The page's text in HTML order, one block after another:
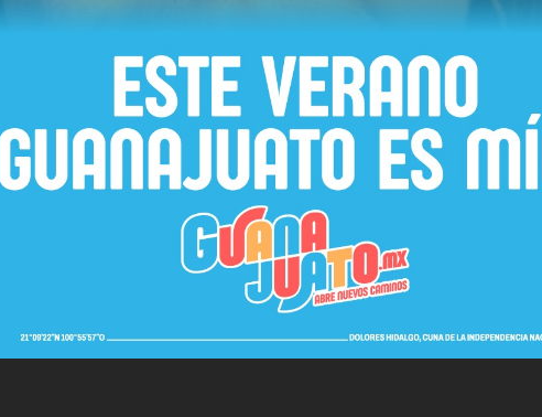
de México en Veracruz, que quien ayudo hacer posible su
mutuo por lo que se convertirá en el brazo ejecutor de las acciones
y por supuesto de viceversa.
presidencia de México, la Dra. Claudia Sheinbaum sería posible que
le den, como es viable una prórroga para concluir con su mandato
próximo Coordinador Parlamentario y presidente de la Jucopo, Diego